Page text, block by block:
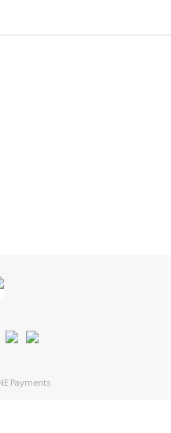
Payments